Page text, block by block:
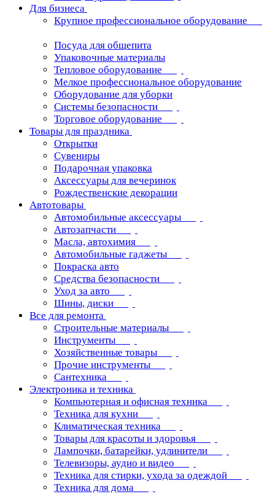
Для бизнеса
Крупное профессиональное оборудование
Посуда для общепита
Упаковочные материалы
Тепловое оборудование
Мелкое профессиональное оборудование
Оборудование для уборки
Системы безопасности
Торговое оборудование
Товары для праздника
Открытки
Сувениры
Подарочная упаковка
Аксессуары для вечеринок
Рождественские декорации
Автотовары
Автомобильные аксессуары
Автозапчасти
Масла, автохимия
Автомобильные гаджеты
Покраска авто
Средства безопасности
Уход за авто
Шины, диски
Все для ремонта
Строительные материалы
Инструменты
Хозяйственные товары
Прочие инструменты
Сантехника
Электроника и техника
Компьютерная и офисная техника
Техника для кухни
Климатическая техника
Товары для красоты и здоровья
Лампочки, батарейки, удлинители
Телевизоры, аудио и видео
Техника для стирки, ухода за одеждой
Техника для дома